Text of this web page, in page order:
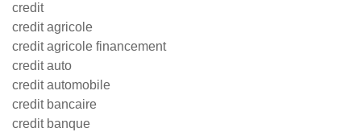
credit
credit agricole
credit agricole financement
credit auto
credit automobile
credit bancaire
credit banque